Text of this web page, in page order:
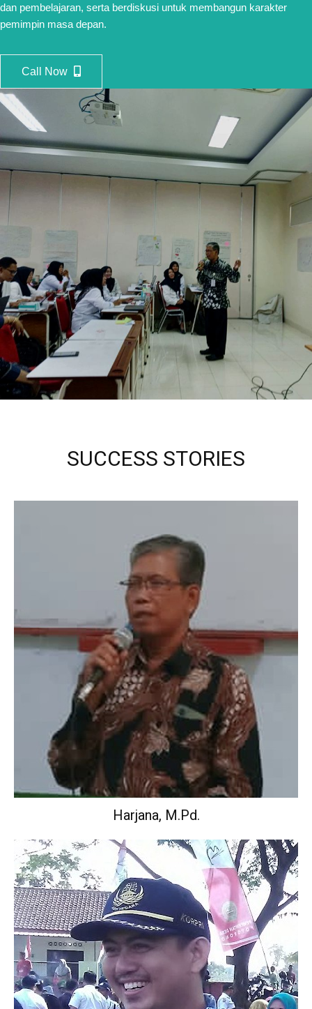
dan pembelajaran, serta berdiskusi untuk membangun karakter
pemimpin masa depan.
Call Now
SUCCESS STORIES
Kepala Sekolah
Harjana, M.Pd.
Wakil Kepala Sekolah Urusan Kurikulum.